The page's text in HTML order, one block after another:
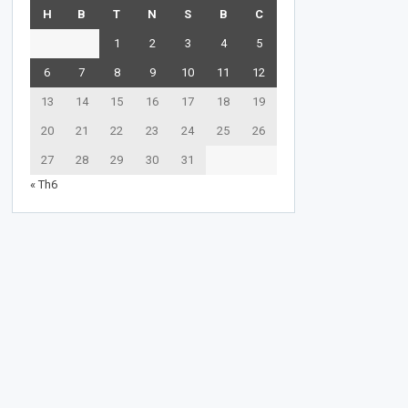
H B T N S B C
1 2 3 4 5
6 7 8 9 10 11 12
13 14 15 16 17 18 19
20 21 22 23 24 25 26
27 28 29 30
31
« Th6